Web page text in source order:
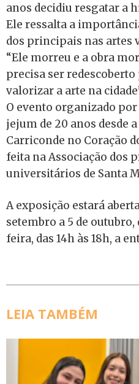
anos decidiu resgatar a
Ele ressalta a
dos principais nas artes
“Ele morreu e a obra
precisa ser
valorizar a arte na
O evento organizado
jejum de 20 anos desde
Carriconde no Coração
feita na Associação dos
universitários de Santa
A exposição estará
setembro a 5 de outubro,
feira, das 14h às 18h, a
LEIA TAMBÉM